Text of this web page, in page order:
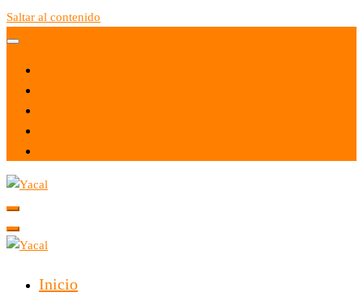
Saltar al contenido
Yacal micro hosting
Inicio